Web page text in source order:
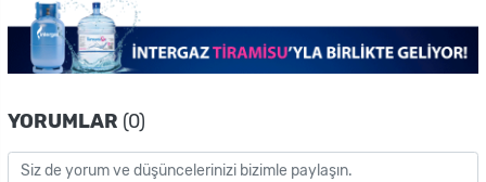
YORUMLAR (0)